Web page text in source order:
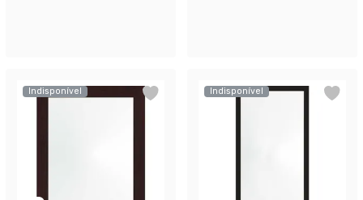
Indisponível Indisponível